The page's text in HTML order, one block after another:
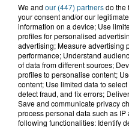
18h04
Violent
blessés,
17h44
Un
un train à
We and our (447) partnersdo the
your consent and/or our
information on a device; Use
profiles for personalised
advertising; Measure advertising
performance; Understand
of data from different sources;
profiles to personalise content;
content; Use limited data to
detect fraud, and fix errors;
Save and communicate privacy
process personal data such as
following functionalities: Identify